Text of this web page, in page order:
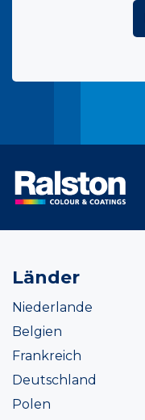
Länder
Niederlande
Belgien
Frankreich
Deutschland
Polen